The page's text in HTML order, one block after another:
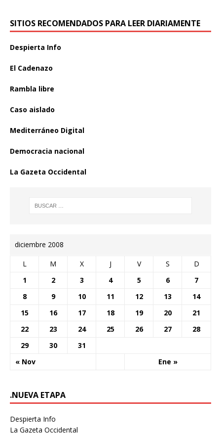
SITIOS RECOMENDADOS PARA LEER DIARIAMENTE
Despierta Info
El Cadenazo
Rambla libre
Caso aislado
Mediterráneo Digital
Democracia nacional
La Gazeta Occidental
diciembre 2008
L M X J V S D
« Nov Ene »
1 2 3 4 5 6
7
8
9 10 11 12 13
14
15
16 17 18 19 20
21
22
23 24 25 26 27
28
29
30 31
.NUEVA ETAPA
Despierta Info
La Gazeta Occidental